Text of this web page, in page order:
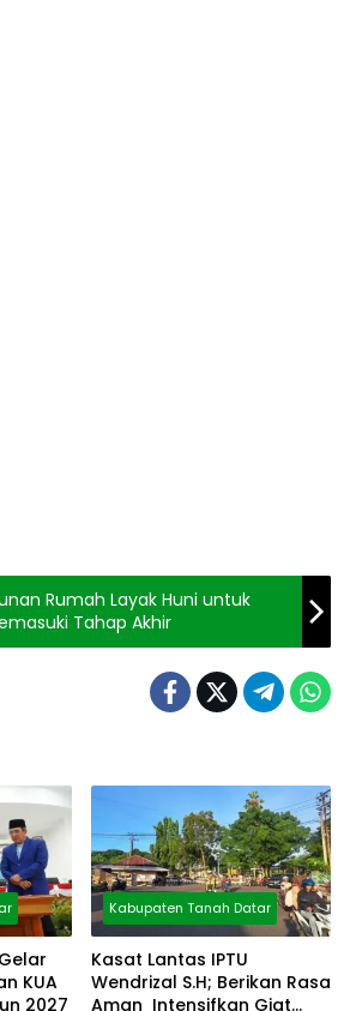
Rumah Layak Huni untuk
Fitrianis Memasuki Tahap Akhir
KUA
2027
Kabupaten Tanah Datar
Kasat Lantas IPTU
Wendrizal S.H; Berikan Rasa
Aman Intensifkan Giat